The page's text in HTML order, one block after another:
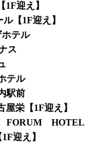
迎え】
【1F迎え】
テル
ス
テル
駅前
屋栄【1F迎え】
FORUM HOTEL
迎え】